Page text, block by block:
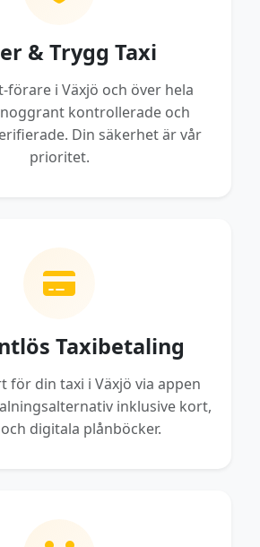
& Trygg Taxi
förare i Växjö och över hela
kontrollerade och
Din säkerhet är vår
prioritet.
Taxibetaling
för din taxi i Växjö via appen
inklusive kort,
digitala plånböcker.